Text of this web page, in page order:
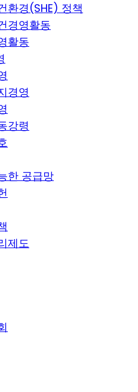
환경(SHE) 정책
경영활동
활동
경영
강령
한 공급망
제도